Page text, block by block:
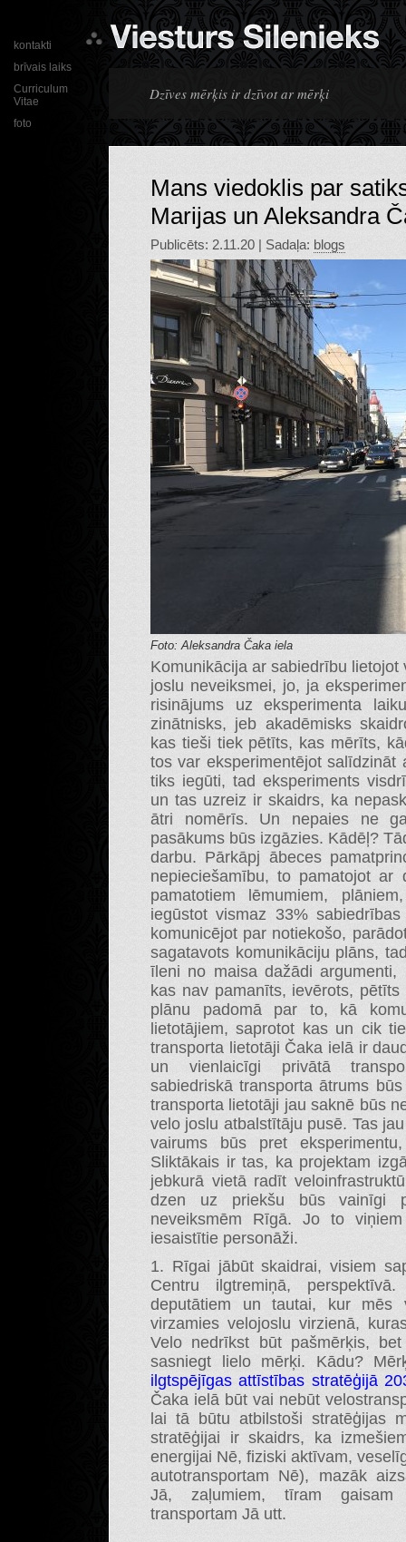
Dzīves mērķis ir dzīvot ar mērķi
kontakti
brīvais laiks
Curriculum
Vitae
foto
Mans viedoklis par
Marijas un Aleksandra
Publicēts: 2.11.20 | Sadaļa: blogs
Foto: Aleksandra Čaka iela
Komunikācija ar sabiedrību lietojot
joslu neveiksmei, jo, ja
risinājums uz eksperimenta
zinātnisks, jeb akadēmisks
kas tieši tiek pētīts, kas mērīts,
tos var eksperimentējot
tiks iegūti, tad eksperiments
un tas uzreiz ir skaidrs, ka
ātri nomērīs. Un nepaies ne
pasākums būs izgāzies. Kādēļ?
darbu. Pārkāpj ābeces
nepieciešamību, to pamatojot ar
pamatotiem lēmumiem,
iegūstot vismaz 33%
komunicējot par notiekošo,
sagatavots komunikāciju plāns,
īleni no maisa dažādi
kas nav pamanīts, ievērots,
plānu padomā par to, kā
lietotājiem, saprotot kas un cik
transporta lietotāji Čaka ielā ir
un vienlaicīgi privātā
sabiedriskā transporta ātrums
transporta lietotāji jau saknē būs
velo joslu atbalstītāju pusē. Tas
vairums būs pret
Sliktākais ir tas, ka projektam
jebkurā vietā radīt
dzen uz priekšu būs vainīgi
neveiksmēm Rīgā. Jo to
iesaistītie personāži.
1. Rīgai jābūt skaidrai, visiem
Centru ilgtremiņā,
deputātiem un tautai, kur
virzamies velojoslu virzienā,
Velo nedrīkst būt pašmērķis,
sasniegt lielo mērķi. Kādu?
ilgtspējīgas attīstības stratēģijā
Čaka ielā būt vai nebūt
lai tā būtu atbilstoši stratēģijas
stratēģijai ir skaidrs, ka
energijai Nē, fiziski aktīvam,
autotransportam Nē), mazāk
Jā, zaļumiem, tīram gaisam
transportam Jā utt.